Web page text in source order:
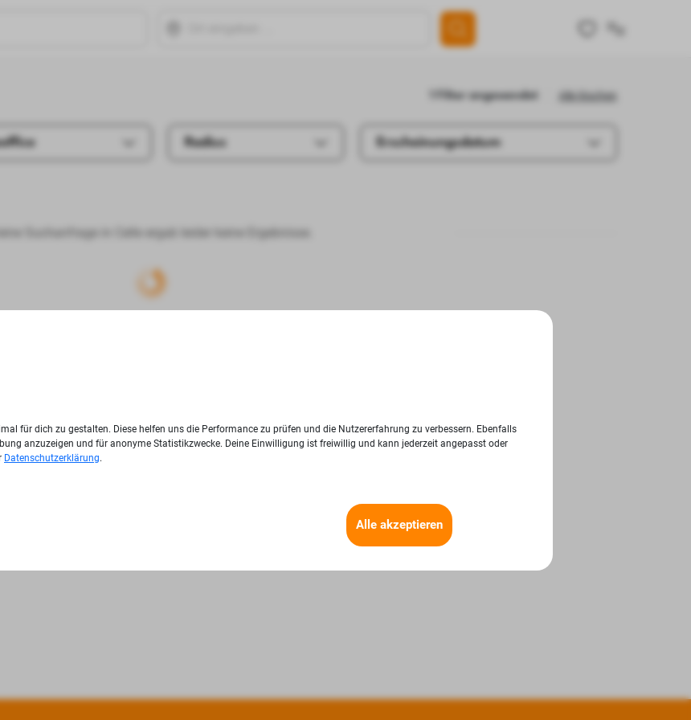
Alle löschen
1 Filter angewendet
Radius Erscheinungsdatum
Suchanfrage in Celle ergab leider keine Ergebnisse.
für dich zu gestalten. Diese helfen uns die Performance zu prüfen und die Nutzererfahrung zu verbessern. Ebenfalls
anzuzeigen und für anonyme Statistikzwecke. Deine Einwilligung ist freiwillig und kann jederzeit angepasst oder
Datenschutzerklärung.
Alle akzeptieren